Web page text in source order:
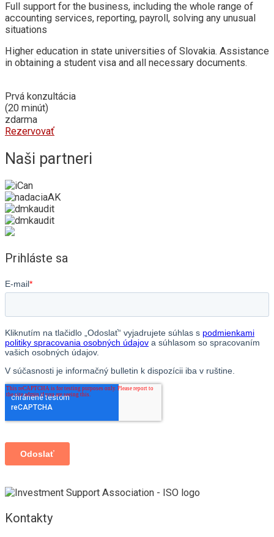
Full support for the business, including the whole range of
accounting services, reporting, payroll, solving any unusual
situations
Higher education in state universities of Slovakia. Assistance
in obtaining a student visa and all necessary documents.
Prvá konzultácia
(20 minút)
zdarma
Rezervovať
Naši partneri
Prihláste sa
Kontakty